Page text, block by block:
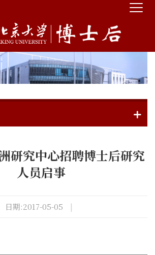
研究中心招聘博士后研究
人员启事
日期:2017-05-05 |